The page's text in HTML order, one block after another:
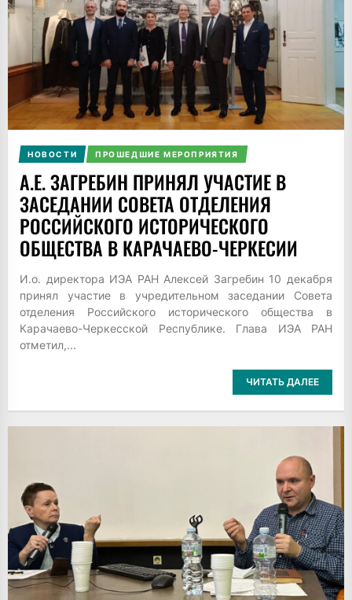
НОВОСТИ ПРОШЕДШИЕ МЕРОПРИЯТИЯ
А.Е. ЗАГРЕБИН ПРИНЯЛ УЧАСТИЕ В
ЗАСЕДАНИИ СОВЕТА ОТДЕЛЕНИЯ
РОССИЙСКОГО ИСТОРИЧЕСКОГО
ОБЩЕСТВА В КАРАЧАЕВО-ЧЕРКЕСИИ
И.о. директора ИЭА РАН Алексей Загребин 10 декабря
принял участие в учредительном заседании Совета
отделения Российского исторического общества в
Карачаево-Черкесской Республике. Глава ИЭА РАН
отметил,...
ЧИТАТЬ ДАЛЕЕ